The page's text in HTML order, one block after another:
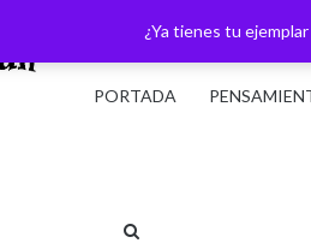
¿Ya tienes tu
PORTADA